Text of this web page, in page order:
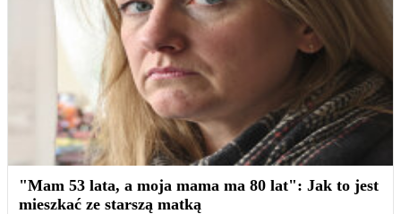
"Mam 53 lata, a moja mama ma 80 lat": Jak to jest
mieszkać ze starszą matką